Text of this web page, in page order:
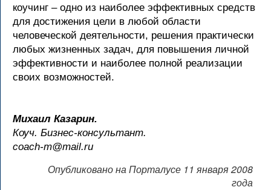
коучинг – одно из наиболее эффективных средств
для достижения цели в любой области
человеческой деятельности, решения практически
любых жизненных задач, для повышения личной
эффективности и наиболее полной реализации
своих возможностей.
Михаил Казарин.
Коуч. Бизнес-консультант.
coach-m@mail.ru
Опубликовано на Порталусе 11 января 2008
года